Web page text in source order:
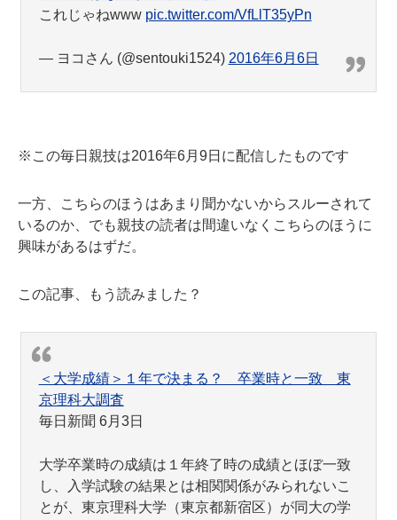
これじゃねwww pic.twitter.com/VfLlT35yPn
— ヨコさん (@sentouki1524) 2016年6月6日
※この毎日親技は2016年6月9日に配信したものです
一方、こちらのほうはあまり聞かないからスルーされて
いるのか、でも親技の読者は間違いなくこちらのほうに
興味があるはずだ。
この記事、もう読みました？
＜大学成績＞１年で決まる？ 卒業時と一致 東
京理科大調査
毎日新聞 6月3日
大学卒業時の成績は１年終了時の成績とほぼ一致
し、入学試験の結果とは相関関係がみられないこ
とが、東京理科大学（東京都新宿区）が同大の学